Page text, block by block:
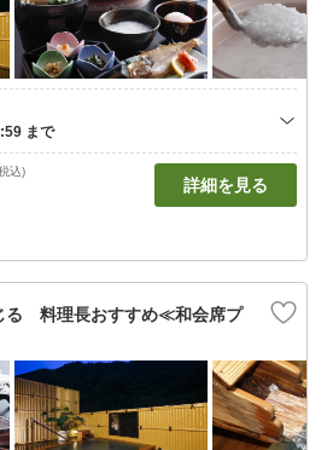
込)
詳細を見る
る 料理長おすすめ≪和会席プ